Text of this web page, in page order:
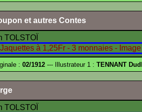
et autres Contes
TOLSTOÏ
: 02/1912 --- Illustrateur 1 : TENNANT
TOLSTOÏ